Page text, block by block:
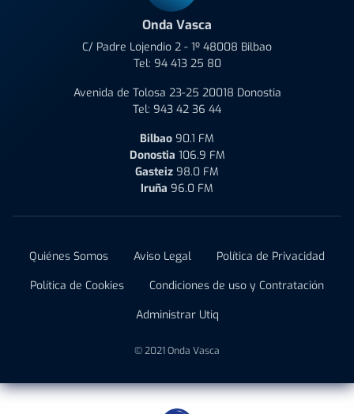
Onda Vasca
C/ Padre Lojendio 2 - 1º 48008 Bilbao
Tel: 94 413 25 80
Avenida de Tolosa 23-25 20018 Donostia
Tel: 943 42 36 44
Bilbao 90.1 FM
Donostia 106.9 FM
Gasteiz 98.0 FM
Iruña 96.0 FM
Quiénes Somos Aviso Legal
Política de Privacidad
Política de Cookies
Condiciones de uso y Contratación
Administrar Utiq
© 2021 Onda Vasca